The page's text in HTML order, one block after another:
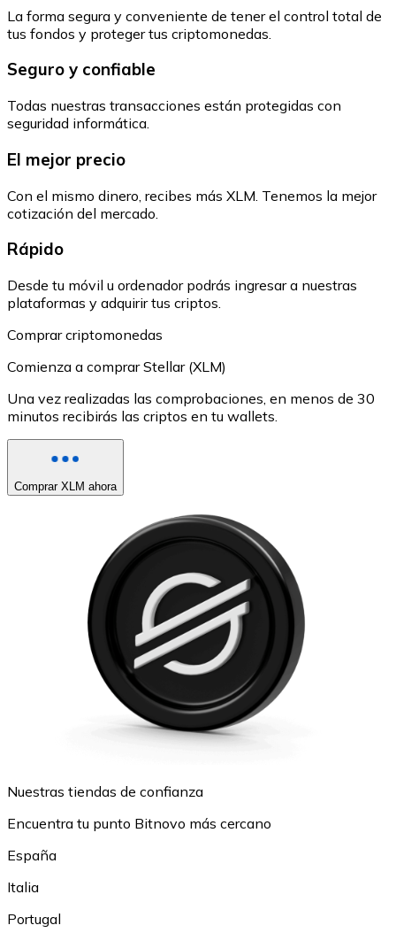
La forma segura y conveniente de tener el control total de
tus fondos y proteger tus criptomonedas.
Seguro y confiable
Todas nuestras transacciones están protegidas con
seguridad informática.
El mejor precio
Con el mismo dinero, recibes más XLM. Tenemos la mejor
cotización del mercado.
Rápido
Desde tu móvil u ordenador podrás ingresar a nuestras
plataformas y adquirir tus criptos.
Comprar criptomonedas
Comienza a comprar Stellar (XLM)
Una vez realizadas las comprobaciones, en menos de 30
minutos recibirás las criptos en tu wallets.
Comprar XLM ahora
Nuestras tiendas de confianza
Encuentra tu punto Bitnovo más cercano
España
Italia
Portugal